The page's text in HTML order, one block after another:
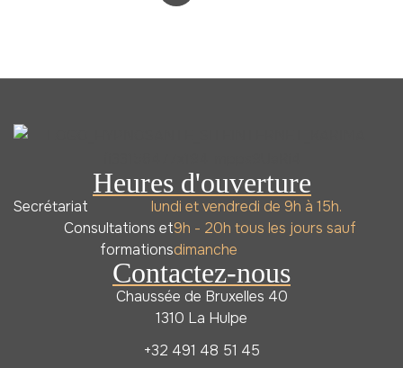
Contactez-nous
Chaussée de Bruxelles 40
1310 La Hulpe
+32 491 48 51 45
Heures d'ouverture
Secrétariat
lundi et vendredi de 9h à 15h.
Consultations et
formations
9h - 20h tous les jours sauf
dimanche